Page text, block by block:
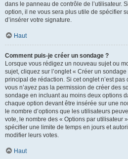
dans le panneau de contrôle de l’utilisateur.
option, il ne vous sera plus utile de spécifier
d’insérer votre signature.
Haut
Comment puis-je créer un sondage ?
Lorsque vous rédigez un nouveau sujet ou
sujet, cliquez sur l’onglet « Créer un
principal de rédaction. Si cet onglet n’est
vous n’ayez pas la permission de créer des
sondage en incluant au moins deux options
chaque option devant être insérée sur une
le nombre d’options que les utilisateurs
vote, le nombre des « Options par utilisateur
spécifier une limite de temps en jours et
modifier leurs votes.
Haut